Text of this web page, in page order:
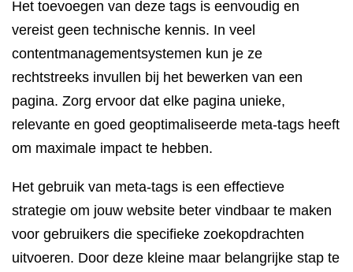
Het toevoegen van deze tags is eenvoudig en
vereist geen technische kennis. In veel
contentmanagementsystemen kun je ze
rechtstreeks invullen bij het bewerken van een
pagina. Zorg ervoor dat elke pagina unieke,
relevante en goed geoptimaliseerde meta-tags heeft
om maximale impact te hebben.
Het gebruik van meta-tags is een effectieve
strategie om jouw website beter vindbaar te maken
voor gebruikers die specifieke zoekopdrachten
uitvoeren. Door deze kleine maar belangrijke stap te